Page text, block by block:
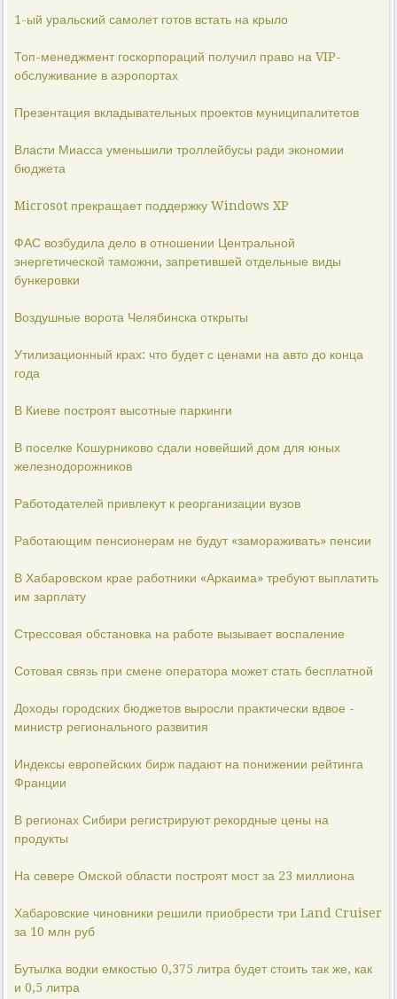
1-ый уральский самолет готов встать на крыло
Топ-менеджмент госкорпораций получил право на VIP-
обслуживание в аэропортах
Презентация вкладывательных проектов муниципалитетов
Власти Миасса уменьшили троллейбусы ради экономии
бюджета
Microsot прекращает поддержку Windows XP
ФАС возбудила дело в отношении Центральной
энергетической таможни, запретившей отдельные виды
бункеровки
Воздушные ворота Челябинска открыты
Утилизационный крах: что будет с ценами на авто до конца
года
В Киеве построят высотные паркинги
В поселке Кошурниково сдали новейший дом для юных
железнодорожников
Работодателей привлекут к реорганизации вузов
Работающим пенсионерам не будут «замораживать» пенсии
В Хабаровском крае работники «Аркаима» требуют выплатить
им зарплату
Стрессовая обстановка на работе вызывает воспаление
Сотовая связь при смене оператора может стать бесплатной
Доходы городских бюджетов выросли практически вдвое -
министр регионального развития
Индексы европейских бирж падают на понижении рейтинга
Франции
В регионах Сибири регистрируют рекордные цены на
продукты
На севере Омской области построят мост за 23 миллиона
Хабаровские чиновники решили приобрести три Land Cruiser
за 10 млн руб
Бутылка водки емкостью 0,375 литра будет стоить так же, как
и 0,5 литра